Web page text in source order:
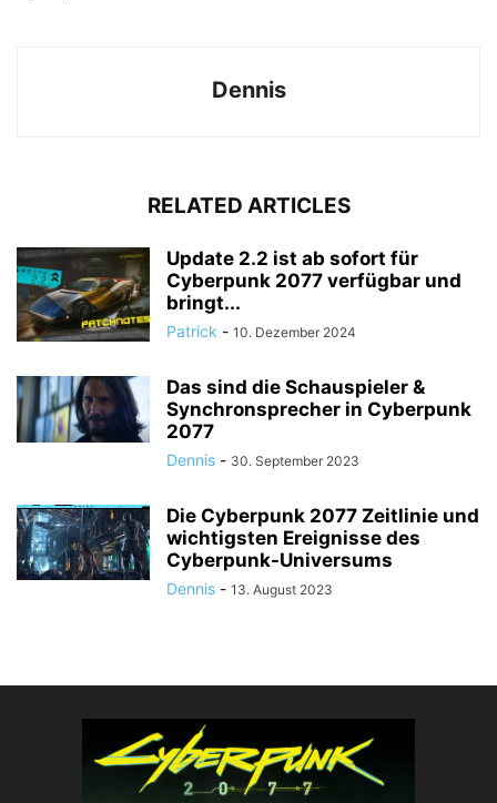
Dennis
RELATED ARTICLES
Update 2.2 ist ab sofort für
Cyberpunk 2077 verfügbar und
bringt...
Patrick - 10. Dezember 2024
Das sind die Schauspieler &
Synchronsprecher in Cyberpunk
2077
Dennis - 30. September 2023
Die Cyberpunk 2077 Zeitlinie und
wichtigsten Ereignisse des
Cyberpunk-Universums
Dennis - 13. August 2023